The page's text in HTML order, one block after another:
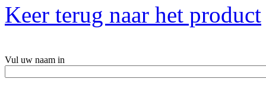
Keer terug naar het product
Vul uw naam in